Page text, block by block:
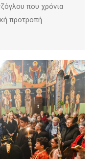
που χρόνια
προτροπή